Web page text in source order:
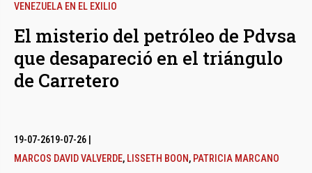
VENEZUELA EN EL EXILIO
El misterio del petróleo de Pdvsa
que desapareció en el triángulo
de Carretero
19-07-2619-07-26
MARCOS DAVID VALVERDE, LISSETH BOON, PATRICIA MARCANO